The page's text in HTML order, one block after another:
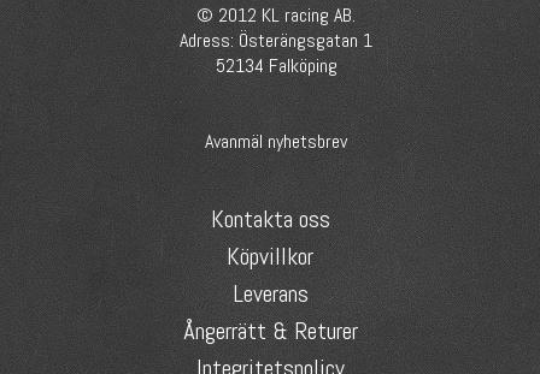
© 2012 KL racing AB.
Adress: Österängsgatan 1
52134 Falköping
Avanmäl nyhetsbrev
Kontakta oss
Köpvillkor
Leverans
Ångerrätt & Returer
Integritetspolicy